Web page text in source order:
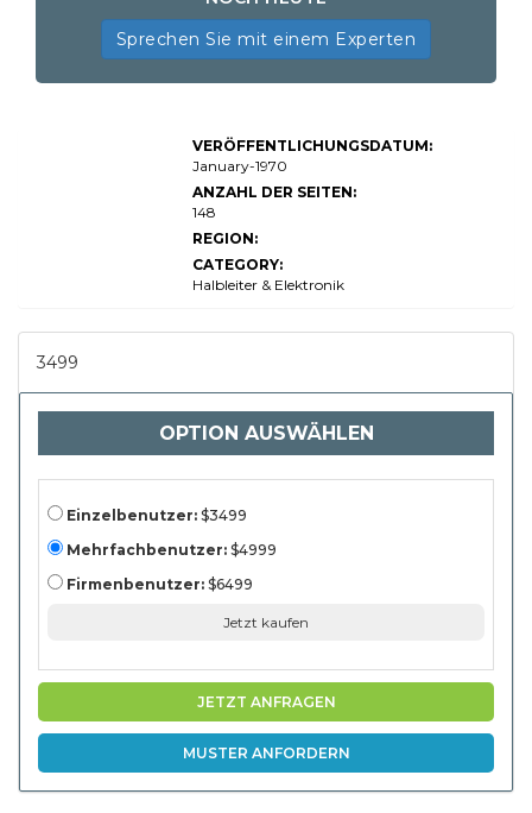
Sprechen Sie mit einem Experten
kommerziell, andere),
(Verbraucherprodukte,
Automobile,
Gesundheitswesen,
andere) und regionale
VERÖFFENTLICHUNGSDATUM:
January-1970
ANZAHL DER SEITEN:
148
REGION:
CATEGORY:
Halbleiter & Elektronik
3499
OPTION AUSWÄHLEN
Einzelbenutzer: $3499
Mehrfachbenutzer: $4999
Firmenbenutzer: $6499
Jetzt kaufen
JETZT ANFRAGEN
MUSTER ANFORDERN